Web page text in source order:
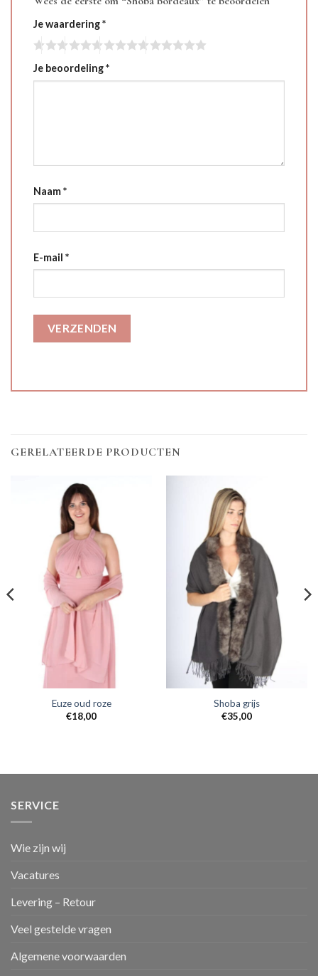
Je waardering*
Je beoordeling*
Naam*
E-mail *
GERELATEERDE PRODUCTEN
Euze oud roze
€18,00
Shoba grijs
€35,00
SERVICE
Wie zijn wij
Vacatures
Levering – Retour
Veel gestelde vragen
Algemene voorwaarden